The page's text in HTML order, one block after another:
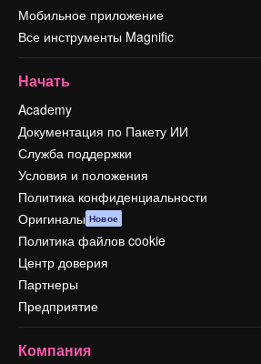
Мобильное приложение
Все инструменты Magnific
Начать
Academy
Документация по Пакету ИИ
Служба поддержки
Условия и положения
Политика конфиденциальности
Оригиналы Новое
Политика файлов cookie
Центр доверия
Партнеры
Предприятие
Компания